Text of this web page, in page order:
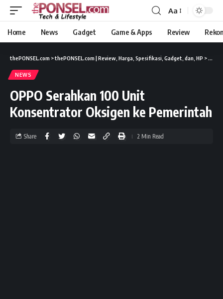
Aa
Home News Gadget Game & Apps Review
thePONSEL.com >thePONSEL.com | Review, Harga, Spesifikasi, Gadget, dan, HP > News
NEWS
OPPO Serahkan 100 Unit
Konsentrator Oksigen ke Pemerintah
Share 2 Min Read